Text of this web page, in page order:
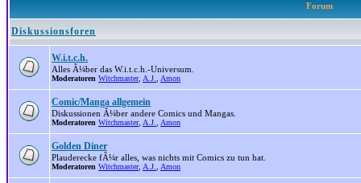
Forum
Diskussionsforen
W.i.t.c.h.
Alles Ã¼ber das W.i.t.c.h.-Universum.
Moderatoren Witchmaster, A.J. Amon
Comic/Manga allgemein
Diskussionen Ã¼ber andere Comics und Mangas.
Moderatoren Witchmaster, A.J. Amon
Golden Diner
Plauderecke fÃ¼r alles, was nichts mit Comics zu tun hat.
Moderatoren Witchmaster, A.J. Amon